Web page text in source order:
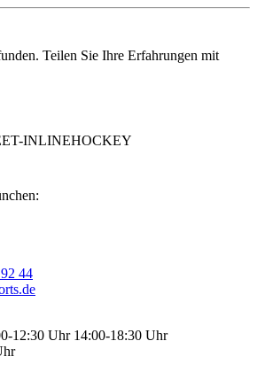
Teilen Sie Ihre Erfahrungen mit
INLINEHOCKEY
44
12:30 Uhr 14:00-18:30 Uhr